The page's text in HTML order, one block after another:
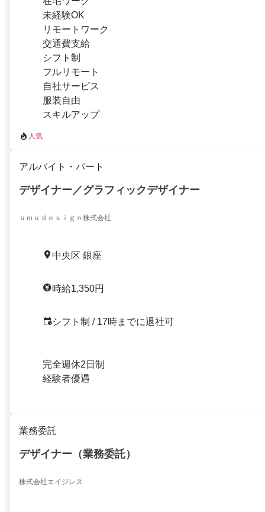
未経験OK
リモートワーク
交通費支給
シフト制
フルリモート
自社サービス
服装自由
スキルアップ
人気
アルバイト・パート
デザイナー／グラフィックデザイナー
ｕｍｕｄｅｓｉｇｎ株式会社
中央区 銀座
時給1,350円
シフト制 / 17時までに退社可
完全週休2日制
経験者優遇
業務委託
デザイナー（業務委託）
株式会社エイジレス